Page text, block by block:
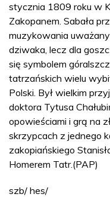
stycznia 1809 roku w
Zakopanem. Sabała
muzykowania
dziwaka, lecz dla
się symbolem
tatrzańskich wielu
Polski. Był wielkim
doktora Tytusa
opowieściami i grą na
skrzypcach z jednego
zakopiańskiego
Homerem Tatr.(PAP)
szb/ hes/